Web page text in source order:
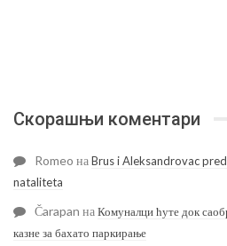
Скорашњи коментари
Romeo наBrus i Aleksandrovac
nataliteta
Čarapan наКомуналци ћуте док
казне за бахато паркирање